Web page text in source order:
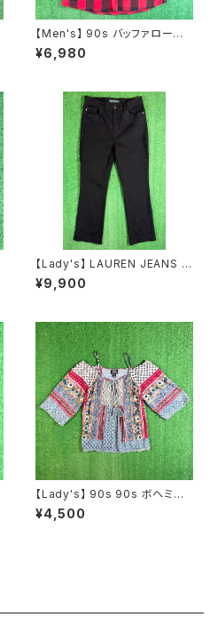
【Men's】 90s バッファローチェ
ック カットオフ フランネル ノー
スリーブシャツ / アメリカ製 US
¥6,980
【Lady's】 LAUREN JEANS R
ALPH LAUREN レースデザイ
ン フレアパンツ / 古着 パンツ フ
¥9,900
【Lady's】 90s 90s ボヘミア
ン パッチワーク柄 レース プルオ
ーバー トップス / 90年代 半袖
¥4,500